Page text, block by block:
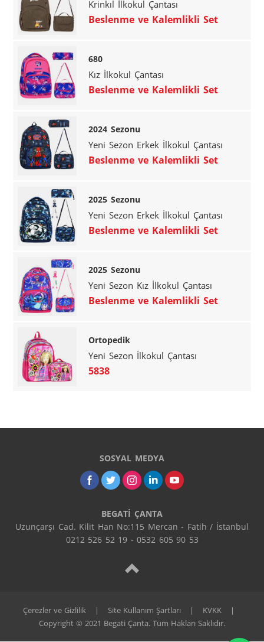
Krinkıl İlkokul Çantası
Beslenme ve Kalemlikli Set
680
Kız İlkokul Çantası
Beslenme ve Kalemlikli Set
2024 Sezonu
Yeni Sezon Erkek İlkokul Çantası
Beslenme ve Kalemlikli Set
2025 Sezonu
Yeni Sezon Erkek İlkokul Çantası
Beslenme ve Kalemlikli Set
2025 Sezonu
Yeni Sezon Kız İlkokul Çantası
Beslenme ve Kalemlikli Set
Ortopedik
Yeni Sezon İlkokul Çantası
5838
SOSYAL MEDYA
BEGATİ ÇANTA
Uzunçarşı Cad. Kilit Han No:115 Mercan - Fatih / İstanbul
0212 526 52 19 - 0532 605 90 53
Çerezler ve Gizlilik | Site Kullanım Şartları | KVKK
|
Copyright © 2021 Begati Çanta. Tüm Hakları Saklıdır.